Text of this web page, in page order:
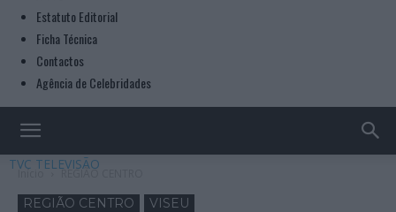
Estatuto Editorial
Ficha Técnica
Contactos
Agência de Celebridades
TVC TELEVISÃO
Início REGIÃO CENTRO
REGIÃO CENTRO VISEU